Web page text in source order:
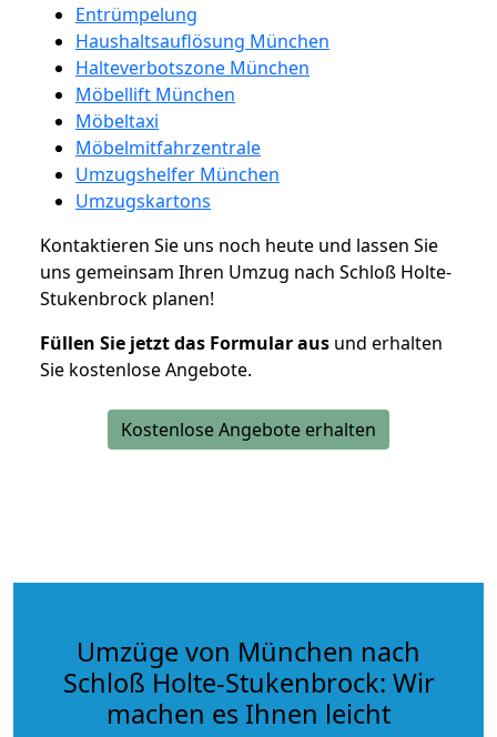
Entrümpelung
Haushaltsauflösung München
Halteverbotszone München
Möbellift München
Möbeltaxi
Möbelmitfahrzentrale
Umzugshelfer München
Umzugskartons
Kontaktieren Sie uns noch heute und lassen Sie
uns gemeinsam Ihren Umzug nach Schloß Holte-
Stukenbrock planen!
Füllen Sie jetzt das Formular aus und erhalten
Sie kostenlose Angebote.
Kostenlose Angebote erhalten
Umzüge von München nach
Schloß Holte-Stukenbrock: Wir
machen es Ihnen leicht